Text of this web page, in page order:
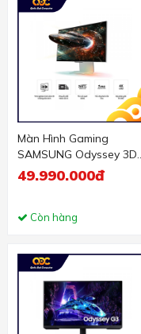
Màn Hình Gaming
SAMSUNG Odyssey 3D
G90XF
LS27FG900XEXXV (27
1ms - Speaker)
49.990.000đ
Còn hàng